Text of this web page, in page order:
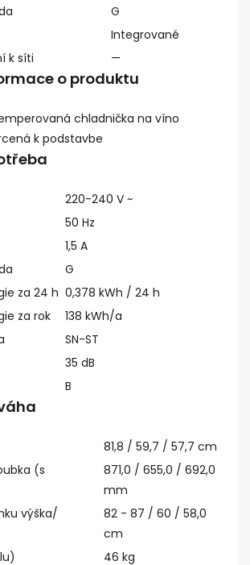
G
Integrované
k síti
—
o produktu
chladnička na víno
k podstavbe
220-240 V ~
50 Hz
1,5 A
G
za 24 h 0,378 kWh / 24 h
za rok
138 kWh/a
SN-ST
35 dB
B
81,8 / 59,7 / 57,7 cm
(s
871,0 / 655,0 / 692,0
mm
výška/
82 - 87 / 60 / 58,0
cm
46 kg